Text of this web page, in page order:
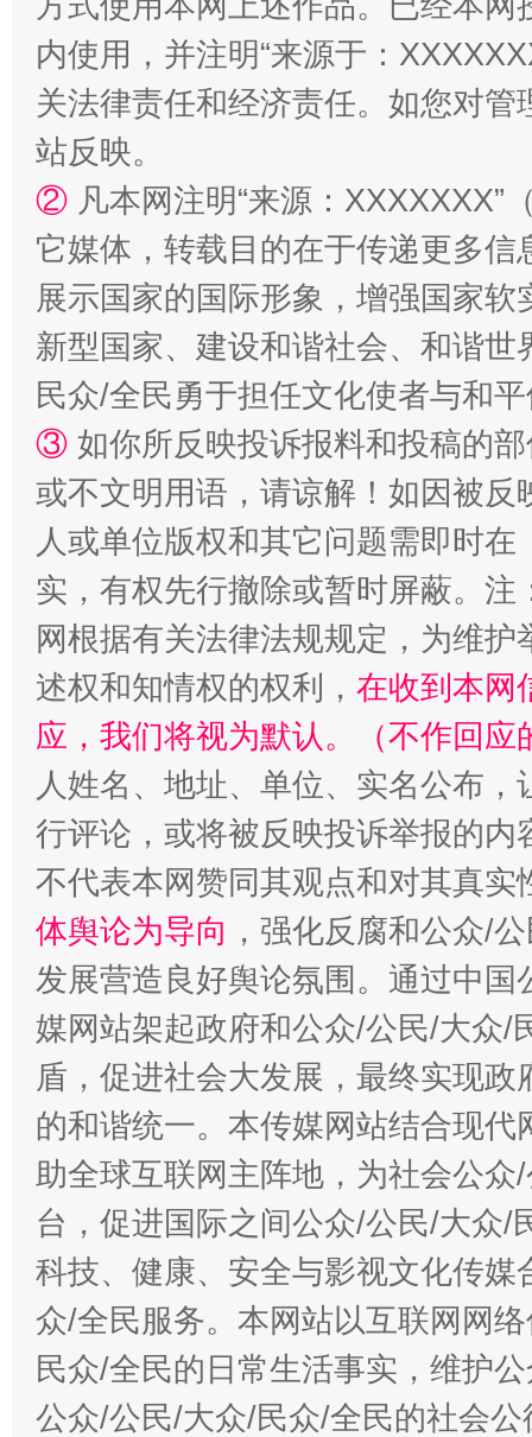
一颗心始终滚烫 还
内使用，并注明“来源于：
关法律责任和经济责任。如您对
站反映。
② 凡本网注明“来源：
它媒体，转载目的在于传递更多
展示国家的国际形象，增强国家
新型国家、建设和谐社会、和谐
民众/全民勇于担任文化使者与和
③ 如你所反映投诉报料和投稿的
或不文明用语，请谅解！如因被
人或单位版权和其它问题需即时在
实，有权先行撤除或暂时屏蔽。
网根据有关法律法规规定，为维
述权和知情权的权利， 在收到本网
应，我们将视为默认。（不作回应
人姓名、地址、单位、实名公布
行评论，或将被反映投诉举报的
不代表本网赞同其观点和对其真实
体舆论为导向 ，强化反腐和公众/
发展营造良好舆论氛围。通过中
媒网站架起政府和公众/公民/大众/
盾，促进社会大发展，最终实现
的和谐统一。本传媒网站结合现
助全球互联网主阵地，为社会公
台，促进国际之间公众/公民/大众/
科技、健康、安全与影视文化传
众/全民服务。本网站以互联网网
民众/全民的日常生活事实，维护
公众/公民/大众/民众/全民的社会公